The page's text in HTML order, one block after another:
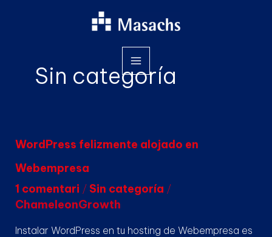
Sin categoría
WordPress felizmente alojado en
Webempresa
1 comentari / Sin categoría /
ChameleonGrowth
Instalar WordPress en tu hosting de Webempresa es
WordPress
felizmente
alojado
en
Webempresa